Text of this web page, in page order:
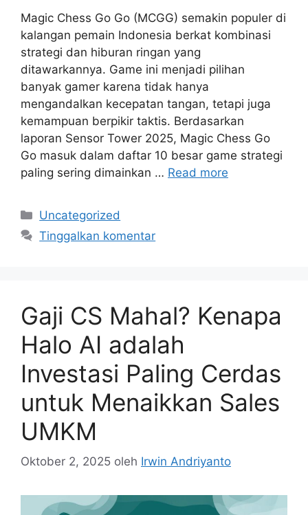
Magic Chess Go Go (MCGG) semakin populer di
kalangan pemain Indonesia berkat kombinasi
strategi dan hiburan ringan yang
ditawarkannya. Game ini menjadi pilihan
banyak gamer karena tidak hanya
mengandalkan kecepatan tangan, tetapi juga
kemampuan berpikir taktis. Berdasarkan
laporan Sensor Tower 2025, Magic Chess Go
Go masuk dalam daftar 10 besar game strategi
paling sering dimainkan … Read more
Kategori
Uncategorized
Tinggalkan komentar
Gaji CS Mahal? Kenapa
Halo AI adalah
Investasi Paling Cerdas
untuk Menaikkan Sales
UMKM
Oktober 2, 2025 oleh Irwin Andriyanto